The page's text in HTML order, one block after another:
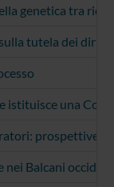
genetica tra
tutela dei
istituisce una
prospettive
Balcani